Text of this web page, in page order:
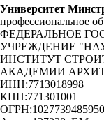
Университет
профессиональное
ФЕДЕРАЛЬНОЕ
УЧРЕЖДЕНИЕ
ИНСТИТУТ
АКАДЕМИИ
ИНН:7713018998
КПП:771301001
ОГРН:1027739485950